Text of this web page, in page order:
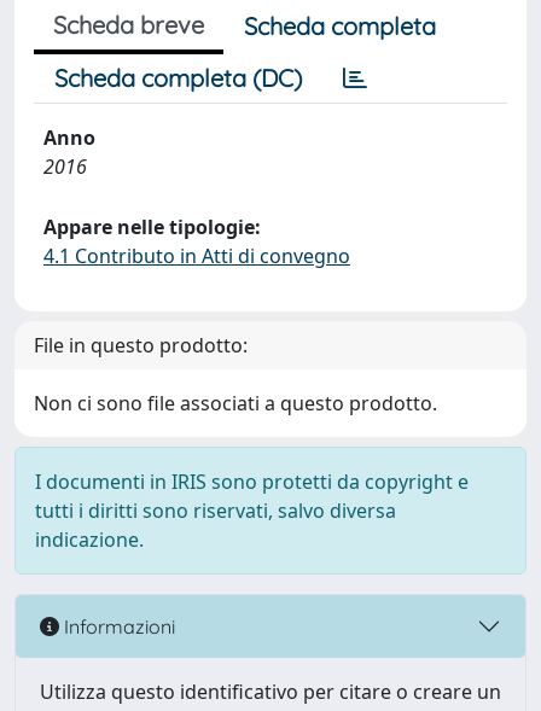
Scheda breve
Scheda completa
Scheda completa (DC)
Anno
2016
Appare nelle tipologie:
4.1 Contributo in Atti di convegno
File in questo prodotto:
Non ci sono file associati a questo prodotto.
I documenti in IRIS sono protetti da copyright e
tutti i diritti sono riservati, salvo diversa
indicazione.
Informazioni
Utilizza questo identificativo per citare o creare un